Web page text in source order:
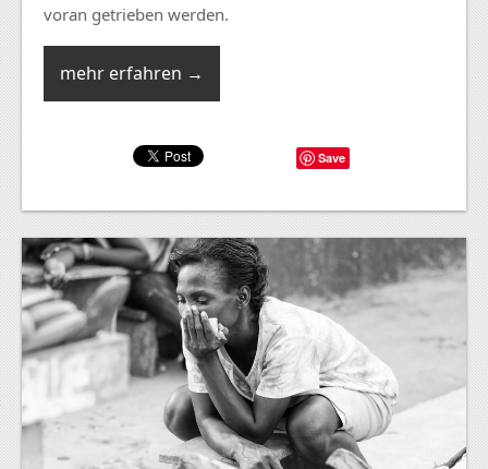
voran getrieben werden.
mehr erfahren →
Save